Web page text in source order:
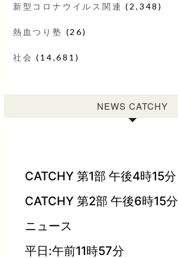
新型コロナウイルス関連 (2,348)
熱血つり塾 (26)
社会 (14,681)
NEWS CATCHY
CATCHY 第1部 午後4時15分
CATCHY 第2部 午後6時15分
ニュース
平日:午前11時57分